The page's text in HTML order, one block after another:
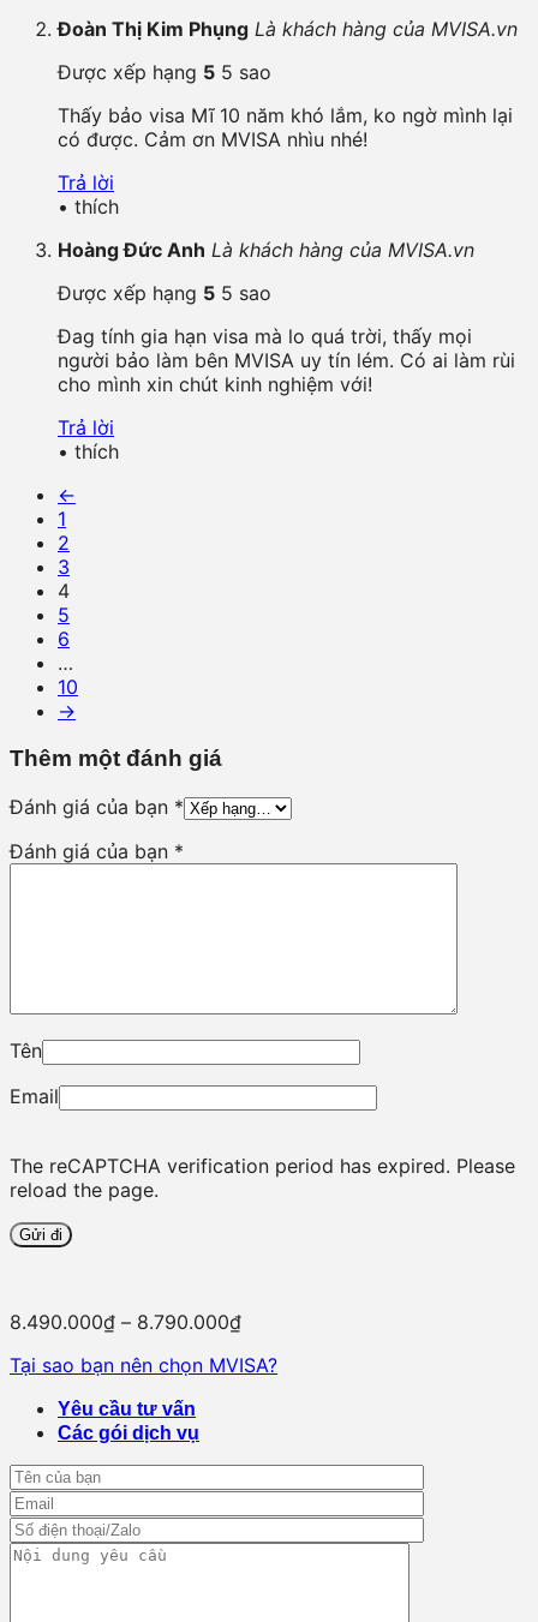
Đoàn Thị Kim Phụng Là khách hàng của MVISA.vn
Được xếp hạng 5 5 sao
Thấy bảo visa Mĩ 10 năm khó lắm, ko ngờ mình lại
có được. Cảm ơn MVISA nhìu nhé!
Trả lời
• thích
Hoàng Đức Anh Là khách hàng của MVISA.vn
Được xếp hạng 5 5 sao
Đag tính gia hạn visa mà lo quá trời, thấy mọi
người bảo làm bên MVISA uy tín lém. Có ai làm rùi
cho mình xin chút kinh nghiệm với!
Trả lời
• thích
←
1
2
3
4
5
6
…
10
→
Thêm một đánh giá
Đánh giá của bạn *
Đánh giá của bạn *
Tên
Email
The reCAPTCHA verification period has expired. Please
reload the page.
8.490.000₫ – 8.790.000₫
Tại sao bạn nên chọn MVISA?
Yêu cầu tư vấn
Các gói dịch vụ